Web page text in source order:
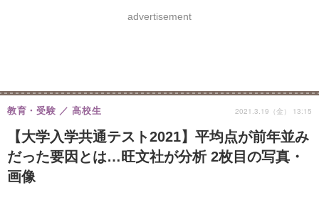
8月開催学校説明会・相談会
advertisement
【大学入学共通テスト2021】平均点が前年並み
だった要因とは…旺文社が分析 2枚目の写真・
画像
教育・受験 高校生 2021.3.19（金） 13:15